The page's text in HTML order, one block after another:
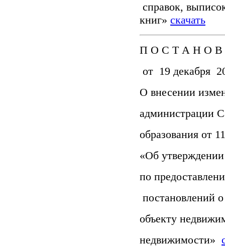
справок,
книг» скачать
П О С Т А Н О
от 19 декабря
О внесении
администрации
образования от
«Об
по
постановлений
объекту
недвижимости»